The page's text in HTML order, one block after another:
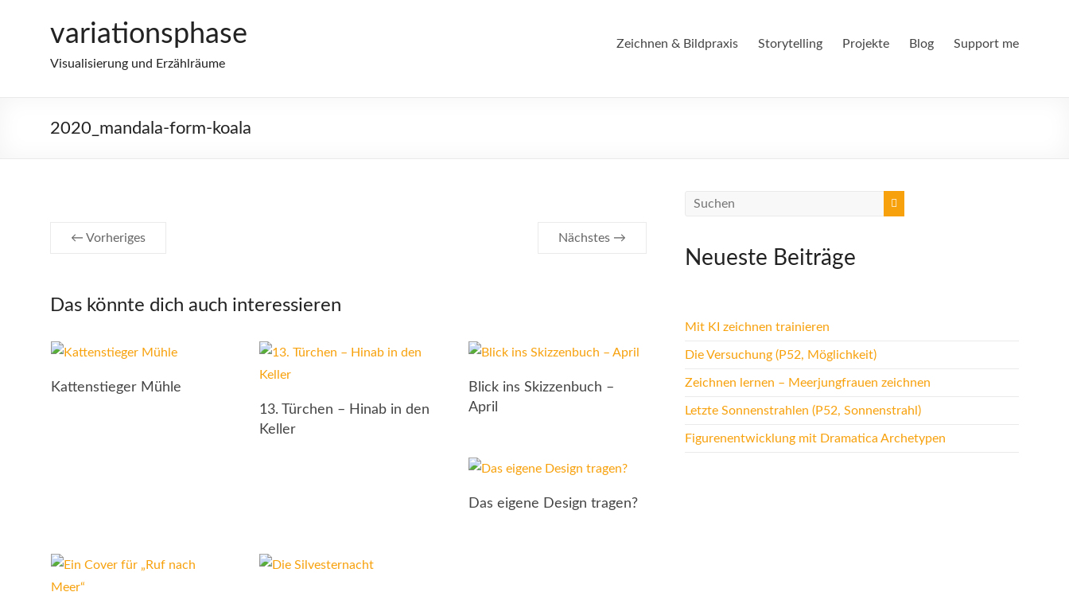
variationsphase
Visualisierung und Erzählräume
Zeichnen & Bildpraxis Storytelling Projekte Blog Support me
2020_mandala-form-koala
← Vorheriges Nächstes →
Das könnte dich auch interessieren
Kattenstieger Mühle
13. Türchen – Hinab in den
Keller
Blick ins Skizzenbuch –
April
Das eigene Design tragen?
Neueste Beiträge
Mit KI zeichnen trainieren
Die Versuchung (P52, Möglichkeit)
Zeichnen lernen – Meerjungfrauen zeichnen
Letzte Sonnenstrahlen (P52, Sonnenstrahl)
Figurenentwicklung mit Dramatica Archetypen